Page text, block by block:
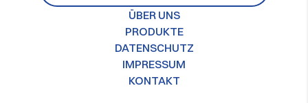
ÜBER UNS
PRODUKTE
DATENSCHUTZ
IMPRESSUM
KONTAKT